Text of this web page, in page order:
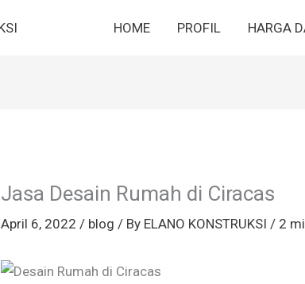
HOME PROFIL HARGA
Jasa Desain Rumah di Ciracas
April 6, 2022 / blog / By ELANO KONSTRUKSI / 2